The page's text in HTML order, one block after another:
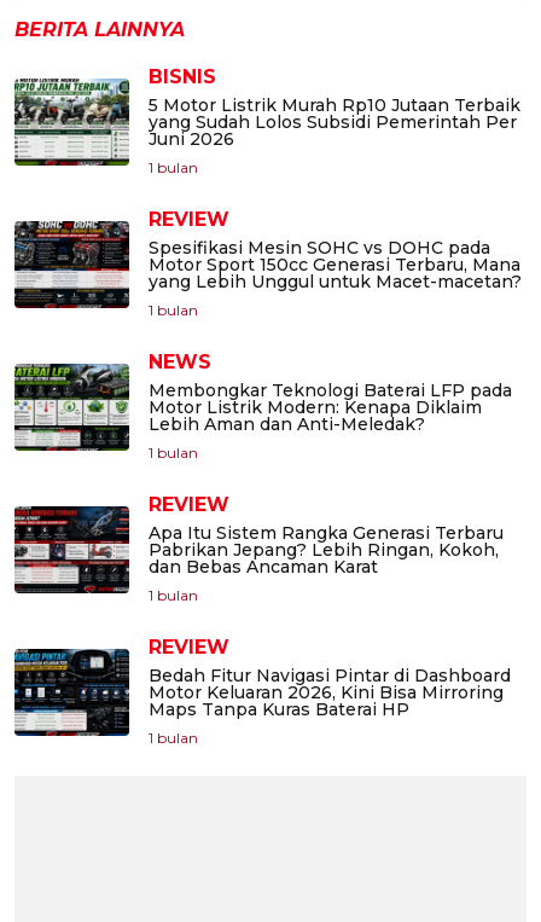
BERITA LAINNYA
BISNIS
5 Motor Listrik Murah Rp10 Jutaan Terbaik
yang Sudah Lolos Subsidi Pemerintah Per
Juni 2026
1 bulan
REVIEW
Spesifikasi Mesin SOHC vs DOHC pada
Motor Sport 150cc Generasi Terbaru, Mana
yang Lebih Unggul untuk Macet-macetan?
1 bulan
NEWS
Membongkar Teknologi Baterai LFP pada
Motor Listrik Modern: Kenapa Diklaim
Lebih Aman dan Anti-Meledak?
1 bulan
REVIEW
Apa Itu Sistem Rangka Generasi Terbaru
Pabrikan Jepang? Lebih Ringan, Kokoh,
dan Bebas Ancaman Karat
1 bulan
REVIEW
Bedah Fitur Navigasi Pintar di Dashboard
Motor Keluaran 2026, Kini Bisa Mirroring
Maps Tanpa Kuras Baterai HP
1 bulan